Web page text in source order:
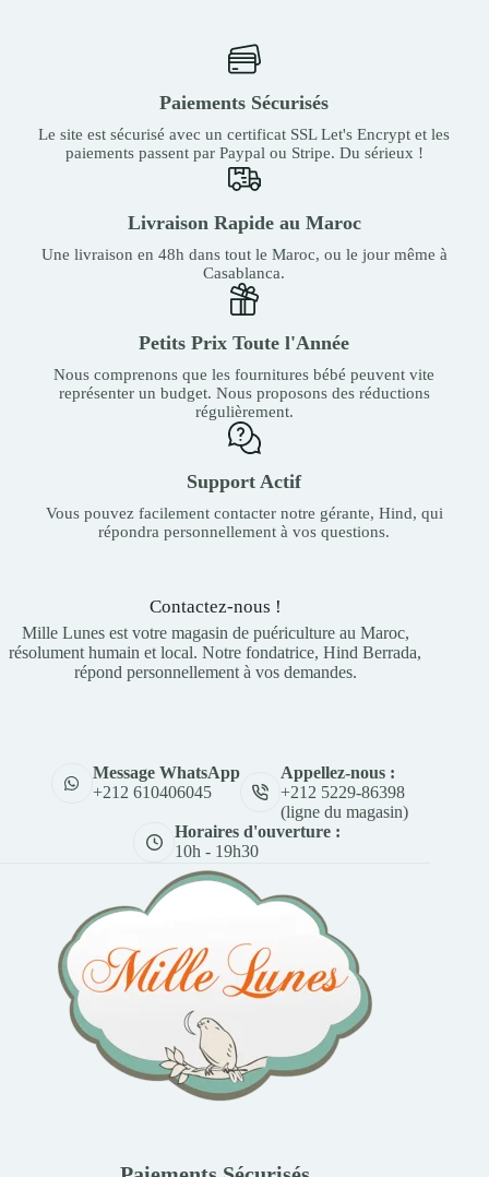
Paiements Sécurisés
Le site est sécurisé avec un certificat SSL Let's Encrypt et les
paiements passent par Paypal ou Stripe. Du sérieux !
Livraison Rapide au Maroc
Une livraison en 48h dans tout le Maroc, ou le jour même à
Casablanca.
Petits Prix Toute l'Année
Nous comprenons que les fournitures bébé peuvent vite
représenter un budget. Nous proposons des réductions
régulièrement.
Support Actif
Vous pouvez facilement contacter notre gérante, Hind, qui
répondra personnellement à vos questions.
Contactez-nous !
Mille Lunes est votre magasin de puériculture au Maroc,
résolument humain et local. Notre fondatrice, Hind Berrada,
répond personnellement à vos demandes.
Message WhatsApp
+212 610406045
Appellez-nous :
+212 5229-86398
(ligne du magasin)
Horaires d'ouverture :
10h - 19h30